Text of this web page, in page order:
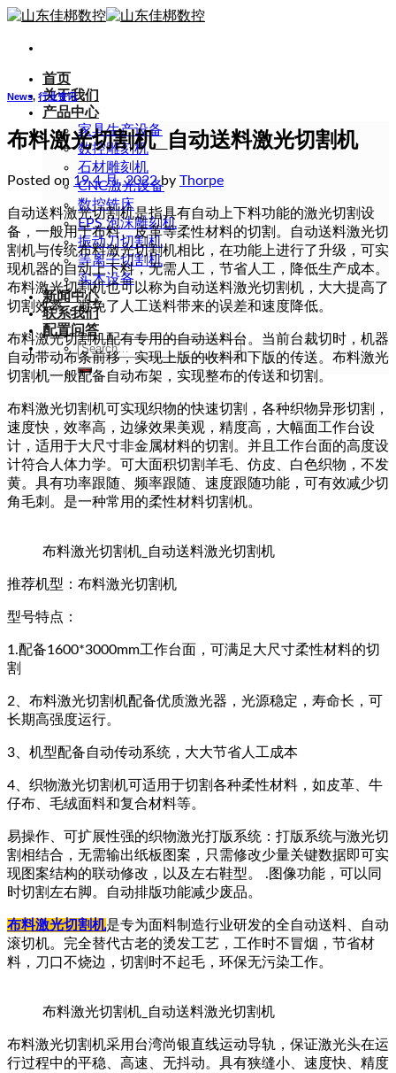
Skip
content
首页
关于我们
产品中心
家具生产设备
数控雕刻机
石材雕刻机
CNC激光设备
数控铣床
EPS 泡沫雕刻机
振动刀切割机
等离子切割机
实木设备
新闻中心
联系我们
配置问答
Search
for:
News, 行业资讯
布料激光切割机_自动送料激光切割机
Posted on 19 4 月, 2022by Thorpe
自动送料激光切割机是指具有自动上下料功能的激光切割设
备，一般用于布料、皮革等柔性材料的切割。自动送料激光切
割机与传统布料激光切割机相比，在功能上进行了升级，可实
现机器的自动上下料，无需人工，节省人工，降低生产成本。
布料激光切割机也可以称为自动送料激光切割机，大大提高了
切割效率，避免了人工送料带来的误差和速度降低。
布料激光切割机配有专用的自动送料台。当前台裁切时，机器
自动带动布条前移，实现上版的收料和下版的传送。布料激光
切割机一般配备自动布架，实现整布的传送和切割。
布料激光切割机可实现织物的快速切割，各种织物异形切割，
速度快，效率高，边缘效果美观，精度高，大幅面工作台设
计，适用于大尺寸非金属材料的切割。并且工作台面的高度设
计符合人体力学。可大面积切割羊毛、仿皮、白色织物，不发
黄。具有功率跟随、频率跟随、速度跟随功能，可有效减少切
角毛刺。是一种常用的柔性材料切割机。
布料激光切割机_自动送料激光切割机
推荐机型：布料激光切割机
型号特点：
1.配备1600*3000mm工作台面，可满足大尺寸柔性材料的切
割
2、布料激光切割机配备优质激光器，光源稳定，寿命长，可
长期高强度运行。
3、机型配备自动传动系统，大大节省人工成本
4、织物激光切割机可适用于切割各种柔性材料，如皮革、牛
仔布、毛绒面料和复合材料等。
易操作、可扩展性强的织物激光打版系统：打版系统与激光切
割相结合，无需输出纸板图案，只需修改少量关键数据即可实
现图案结构的联动修改，以及左右鞋型。 .图像功能，可以同
时切割左右脚。自动排版功能减少废品。
布料激光切割机是专为面料制造行业研发的全自动送料、自动
滚切机。完全替代古老的烫发工艺，工作时不冒烟，节省材
料，刀口不烧边，切割时不起毛，环保无污染工作。
布料激光切割机_自动送料激光切割机
布料激光切割机采用台湾尚银直线运动导轨，保证激光头在运
行过程中的平稳、高速、无抖动。具有狭缝小、速度快、精度